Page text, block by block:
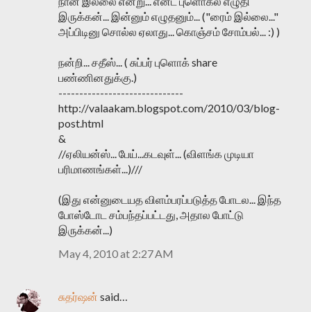
இருக்கன்... இன்னும் எழுதனும்... ("ரைம் இல்லை..."
அப்பிடினு சொல்ல ஏலாது... கொஞ்சம் சோம்பல்... :) )
நன்றி... சதீஸ்... ( சுப்பர் புளொக் share
பண்ணினதுக்கு.)
------------------------------
http://valaakam.blogspot.com/2010/03/blog-
post.html
&
//ஏலியன்ஸ்... பேய்...கடவுள்... (விளங்க முடியா
பரிமாணங்கள்...)///
(இது என்னுடையத‌ விளம்பரப்படுத்த போடல... இந்த
போஸ்டோட சம்பந்தப்பட்டது, அதால போட்டு
இருக்கன்...)
May 4, 2010 at 2:27 AM
சுதர்ஷன் said…